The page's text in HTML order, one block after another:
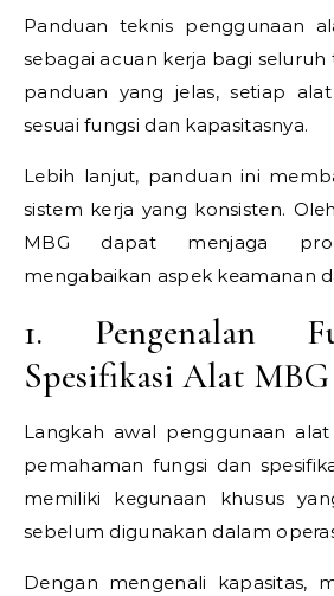
Panduan teknis penggunaan
sebagai acuan kerja bagi
panduan yang jelas, setiap
sesuai fungsi dan kapasitasnya.
Lebih lanjut, panduan ini
sistem kerja yang konsisten.
MBG dapat menjaga
mengabaikan aspek keamanan
1. Pengenalan
Spesifikasi Alat MBG
Langkah awal penggunaan
pemahaman fungsi dan
memiliki kegunaan khusus
sebelum digunakan dalam
Dengan mengenali kapasitas,